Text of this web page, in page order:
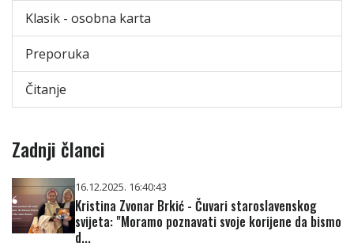
Klasik - osobna karta
Preporuka
Čitanje
Zadnji članci
16.12.2025. 16:40:43
Kristina Zvonar Brkić - Čuvari staroslavenskog
svijeta: "Moramo poznavati svoje korijene da bismo
d...